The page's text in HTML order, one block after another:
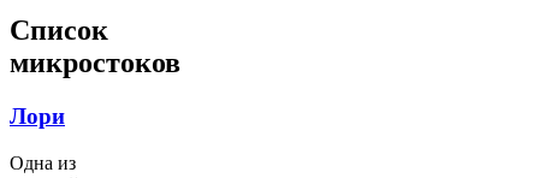
Список
микростоков
Лори
Одна из